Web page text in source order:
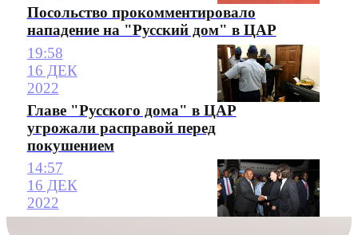
Посольство прокомментировало
нападение на "Русский дом" в ЦАР
19:58
16 ДЕК
2022
Главе "Русского дома" в ЦАР
угрожали расправой перед
покушением
14:57
16 ДЕК
2022